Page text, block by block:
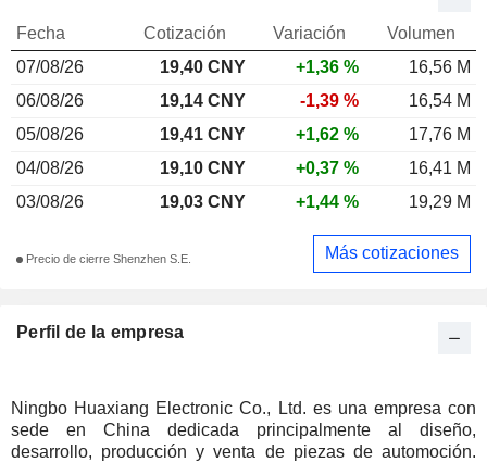
Perfil de la empresa
Ningbo Huaxiang Electronic Co., Ltd. es una empresa con
sede en China dedicada principalmente al diseño,
desarrollo, producción y venta de piezas de automoción.
Fecha Cotización Variación
Volumen
07/08/26
19,40 CNY +1,36 %
16,56 M
06/08/26
19,14 CNY -1,39 %
16,54 M
05/08/26
19,41 CNY +1,62 %
17,76 M
04/08/26
19,10 CNY +0,37 %
16,41 M
03/08/26
19,03 CNY +1,44 % 19,29 M
Precio de cierre Shenzhen S.E. Más cotizaciones